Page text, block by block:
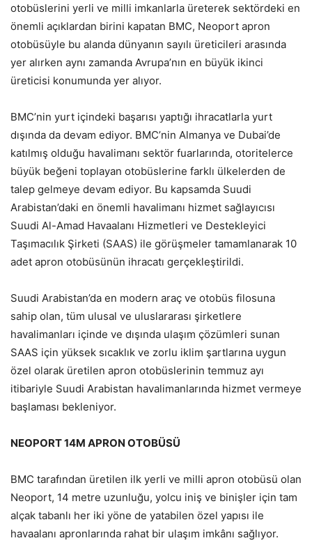
otobüslerini yerli ve milli imkanlarla üreterek sektördeki en
önemli açıklardan birini kapatan BMC, Neoport apron
otobüsüyle bu alanda dünyanın sayılı üreticileri arasında
yer alırken aynı zamanda Avrupa’nın en büyük ikinci
üreticisi konumunda yer alıyor.
BMC’nin yurt içindeki başarısı yaptığı ihracatlarla yurt
dışında da devam ediyor. BMC’nin Almanya ve Dubai’de
katılmış olduğu havalimanı sektör fuarlarında, otoritelerce
büyük beğeni toplayan otobüslerine farklı ülkelerden de
talep gelmeye devam ediyor. Bu kapsamda Suudi
Arabistan’daki en önemli havalimanı hizmet sağlayıcısı
Suudi Al-Amad Havaalanı Hizmetleri ve Destekleyici
Taşımacılık Şirketi (SAAS) ile görüşmeler tamamlanarak 10
adet apron otobüsünün ihracatı gerçekleştirildi.
Suudi Arabistan’da en modern araç ve otobüs filosuna
sahip olan, tüm ulusal ve uluslararası şirketlere
havalimanları içinde ve dışında ulaşım çözümleri sunan
SAAS için yüksek sıcaklık ve zorlu iklim şartlarına uygun
özel olarak üretilen apron otobüslerinin temmuz ayı
itibariyle Suudi Arabistan havalimanlarında hizmet vermeye
başlaması bekleniyor.
NEOPORT 14M APRON OTOBÜSÜ
BMC tarafından üretilen ilk yerli ve milli apron otobüsü olan
Neoport, 14 metre uzunluğu, yolcu iniş ve binişler için tam
alçak tabanlı her iki yöne de yatabilen özel yapısı ile
havaalanı apronlarında rahat bir ulaşım imkânı sağlıyor.